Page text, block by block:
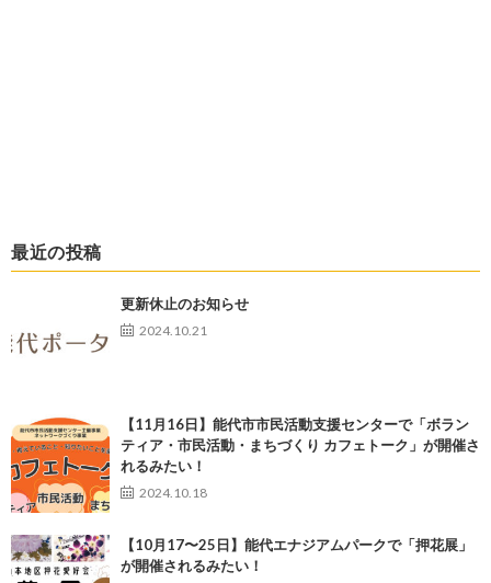
最近の投稿
更新休止のお知らせ
2024.10.21
【11月16日】能代市市民活動支援センターで「ボラン
ティア・市民活動・まちづくり カフェトーク」が開催さ
れるみたい！
2024.10.18
【10月17〜25日】能代エナジアムパークで「押花展」
が開催されるみたい！